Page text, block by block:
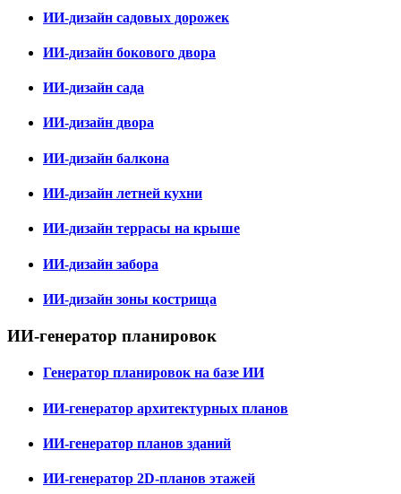
ИИ-дизайн садовых дорожек
ИИ-дизайн бокового двора
ИИ-дизайн сада
ИИ-дизайн двора
ИИ-дизайн балкона
ИИ-дизайн летней кухни
ИИ-дизайн террасы на крыше
ИИ-дизайн забора
ИИ-дизайн зоны кострища
ИИ-генератор планировок
Генератор планировок на базе ИИ
ИИ-генератор архитектурных планов
ИИ-генератор планов зданий
ИИ-генератор 2D-планов этажей